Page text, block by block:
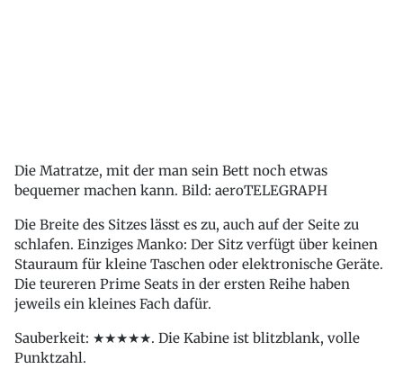
Die Matratze, mit der man sein Bett noch etwas
bequemer machen kann. Bild: aeroTELEGRAPH
Die Breite des Sitzes lässt es zu, auch auf der Seite zu
schlafen. Einziges Manko: Der Sitz verfügt über keinen
Stauraum für kleine Taschen oder elektronische Geräte.
Die teureren Prime Seats in der ersten Reihe haben
jeweils ein kleines Fach dafür.
Sauberkeit: ★★★★★. Die Kabine ist blitzblank, volle
Punktzahl.